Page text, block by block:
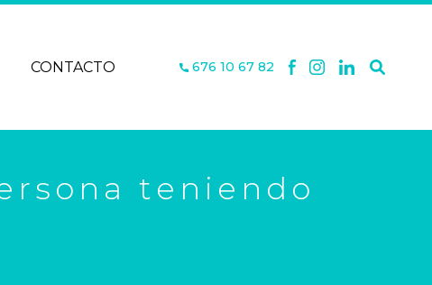
CONTACTO 676 10 67 82
teniendo